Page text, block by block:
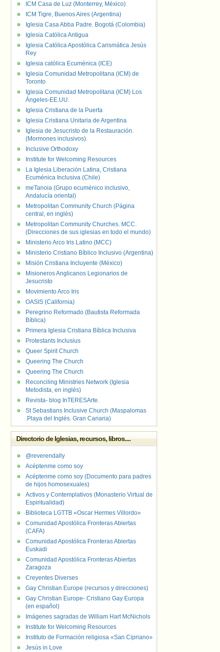
ICM Casa de Luz (Monterrey, México)
ICM Tigre, Buenos Aires (Argentina)
Iglesia Casa Abba Padre. Bogotá (Colombia)
Iglesia Católica Antigua
Iglesia Católica Apostólica Carismática Jesús
Rey
Iglesia católica Ecuménica (ICE)
Iglesia Comunidad Metropolitana (ICM) de
Toronto
Iglesia Comunidad Metropolitana (ICM) Los
Ángeles-EE.UU.
Iglesia Cristiana de la Puerta
Iglesia Cristiana Unitaria de Argentina
Iglesia de Jesucristo de la Restauración.
(Mormones inclusivos).
Inclusive Orthodoxy
Institute for Welcoming Resources
La Iglesia Liberación Latina, Cristiana
Ecuménica Inclusiva (Chile)
meTanoia (Grupo ecuménico inclusivo,
Andalucía oriental)
Metropolitan Community Church (Página
central, en inglés)
Metropolitan Community Churches. MCC.
(Direcciones de sus iglesias en todo el mundo)
Ministerio Arco Iris Latino (MCC)
Ministerio Cristiano Bíblico Inclusivo (Argentina)
Misión Cristiana Incluyente (México)
Misioneros Anglicanos Legionarios de
Jesucristo
Movimiento Arco Iris
OASIS (California)
Peregrino Reformado (Bautista Reformada
Bíblica)
Primera Iglesia Cristiana Bíblica Inclusiva
Protestants Inclusius
Queer Spirit Church
Queering The Church
Queering The Church
Reconciling Ministries Network (Iglesia
Metodista, en inglés)
Revista- blog InTERESArte.
St Sebastians Inclusive Church (Maspalomas
.Playa del Inglés. Gran Canaria)
Directorio de Iglesias, recursos, libros....
@reverendally
Acéptenme como soy
Acéptenme como soy (Documento para padres
de hijos homosexuales)
Activos y Contemplativos (Monasterio Virtual de
Espiritualidad)
Biblioteca LGTTB «Oscar Hermes Villordo»
Comunidad Apostólica Fronteras Abiertas
(CAFA)
Comunidad Apostólica Fronteras Abiertas
Euskadi
Comunidad Apostólica Fronteras Abiertas
Zaragoza
Creyentes Diverses
Gay Christian Europe (recursos y direcciones)
Gay Christian Europe- Cristiano Gay Europa
(en español)
Imágenes sagradas de William Hart McNichols
Institute for Welcoming Resources
Instituto de Formación religiosa «San Cipriano»
Jesús in Love